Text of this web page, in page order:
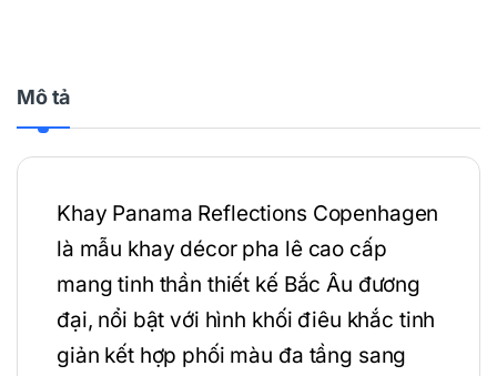
Mô tả
Khay Panama Reflections Copenhagen
là mẫu khay décor pha lê cao cấp
mang tinh thần thiết kế Bắc Âu đương
đại, nổi bật với hình khối điêu khắc tinh
giản kết hợp phối màu đa tầng sang